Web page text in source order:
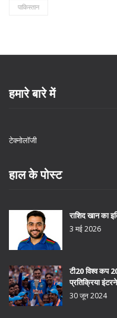
पाकिस्तान
हमारे बारे में
टेक्नोलॉजी
हाल के पोस्ट
राशिद खान का
3 मई 2026
टी20 विश्व कप
प्रतिक्रिया
30 जून 2024